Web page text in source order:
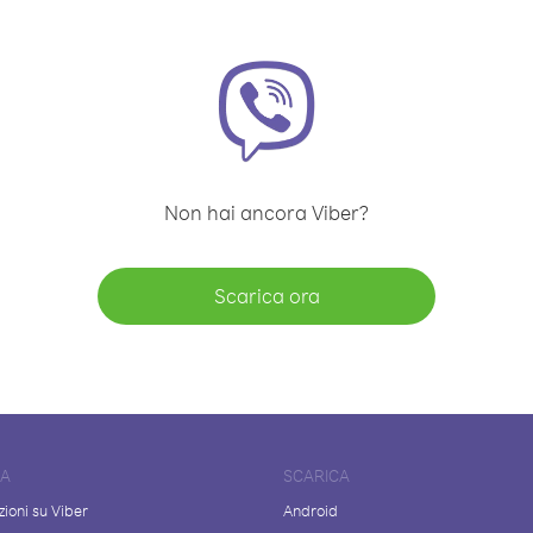
Non hai ancora Viber?
Scarica ora
su Viber
SCARICA
Android